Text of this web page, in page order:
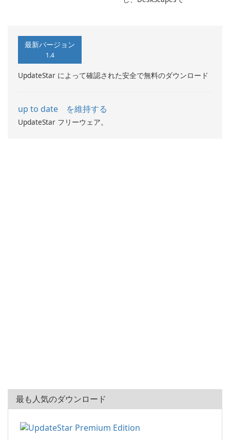
最新バージョン
1.4
UpdateStar によって確認された安全で無料のダウンロード
up to date を維持する
UpdateStar フリーウェア。
最も人気のダウンロード